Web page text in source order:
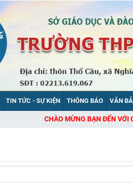
TIN TỨC - SỰ KIỆN THÔNG BÁO VĂN
CHÀO MỪNG BẠN ĐẾN VỚI CỔNG